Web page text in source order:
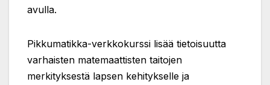
avulla.
Pikkumatikka-verkkokurssi lisää tietoisuutta
varhaisten matemaattisten taitojen
merkityksestä lapsen kehitykselle ja